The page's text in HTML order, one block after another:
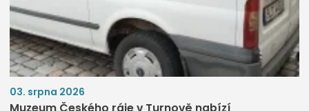
03. srpna 2026
Muzeum Českého ráje v Turnově nabízí